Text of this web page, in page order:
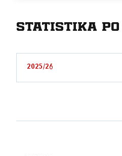
Statistika po
2025/26